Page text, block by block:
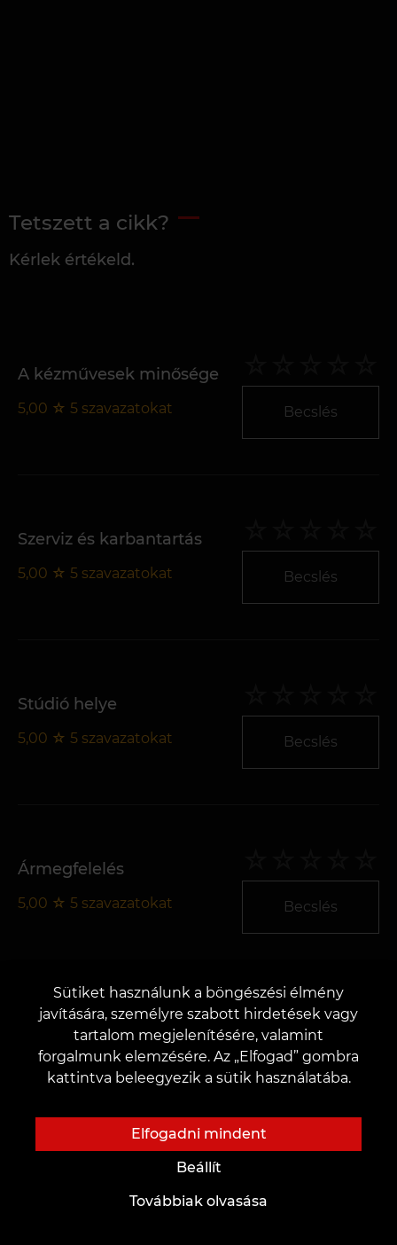
Tetszett a cikk?
Kérlek értékeld.
A kézművesek minősége
5,00 ☆ 5 szavazatokat Becslés
Szerviz és karbantartás
5,00 ☆ 5 szavazatokat Becslés
Stúdió helye
5,00 ☆ 5 szavazatokat Becslés
Ármegfelelés
5,00 ☆ 5 szavazatokat Becslés
Figyelem!
Figyelem! A cikk újságírók által íródott és
szemléletes kiegészítéseként lett kiválasztva
a szöveges anyaghoz. Ha hibát talált vagy
nem ért egyet a tartalommal, kérjük,
értesítsen minket a contentvean@gmail.com
Sütiket használunk a böngészési élmény
javítására, személyre szabott hirdetések vagy
tartalom megjelenítésére, valamint
forgalmunk elemzésére. Az „Elfogad” gombra
kattintva beleegyezik a sütik használatába.
Elfogadni mindent
Beállít
Továbbiak olvasása